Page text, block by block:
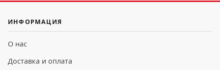
ИНФОРМАЦИЯ
О нас
Доставка и оплата